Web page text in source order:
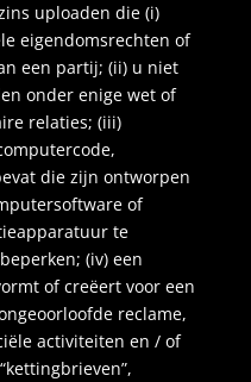
uploaden die (i)
eigendomsrechten of
een partij; (ii) u niet
onder enige wet of
relaties; (iii)
die zijn ontworpen
of
te
(iv) een
of creëert voor een
reclame,
activiteiten en / of